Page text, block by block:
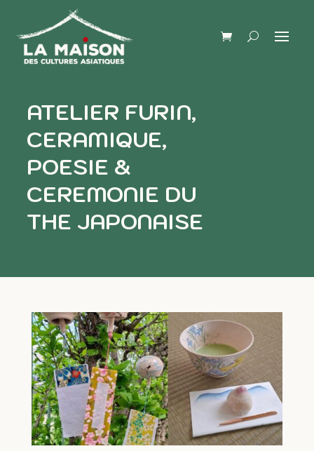
ATELIER FURIN,
CERAMIQUE,
POESIE &
CEREMONIE DU
THE JAPONAISE